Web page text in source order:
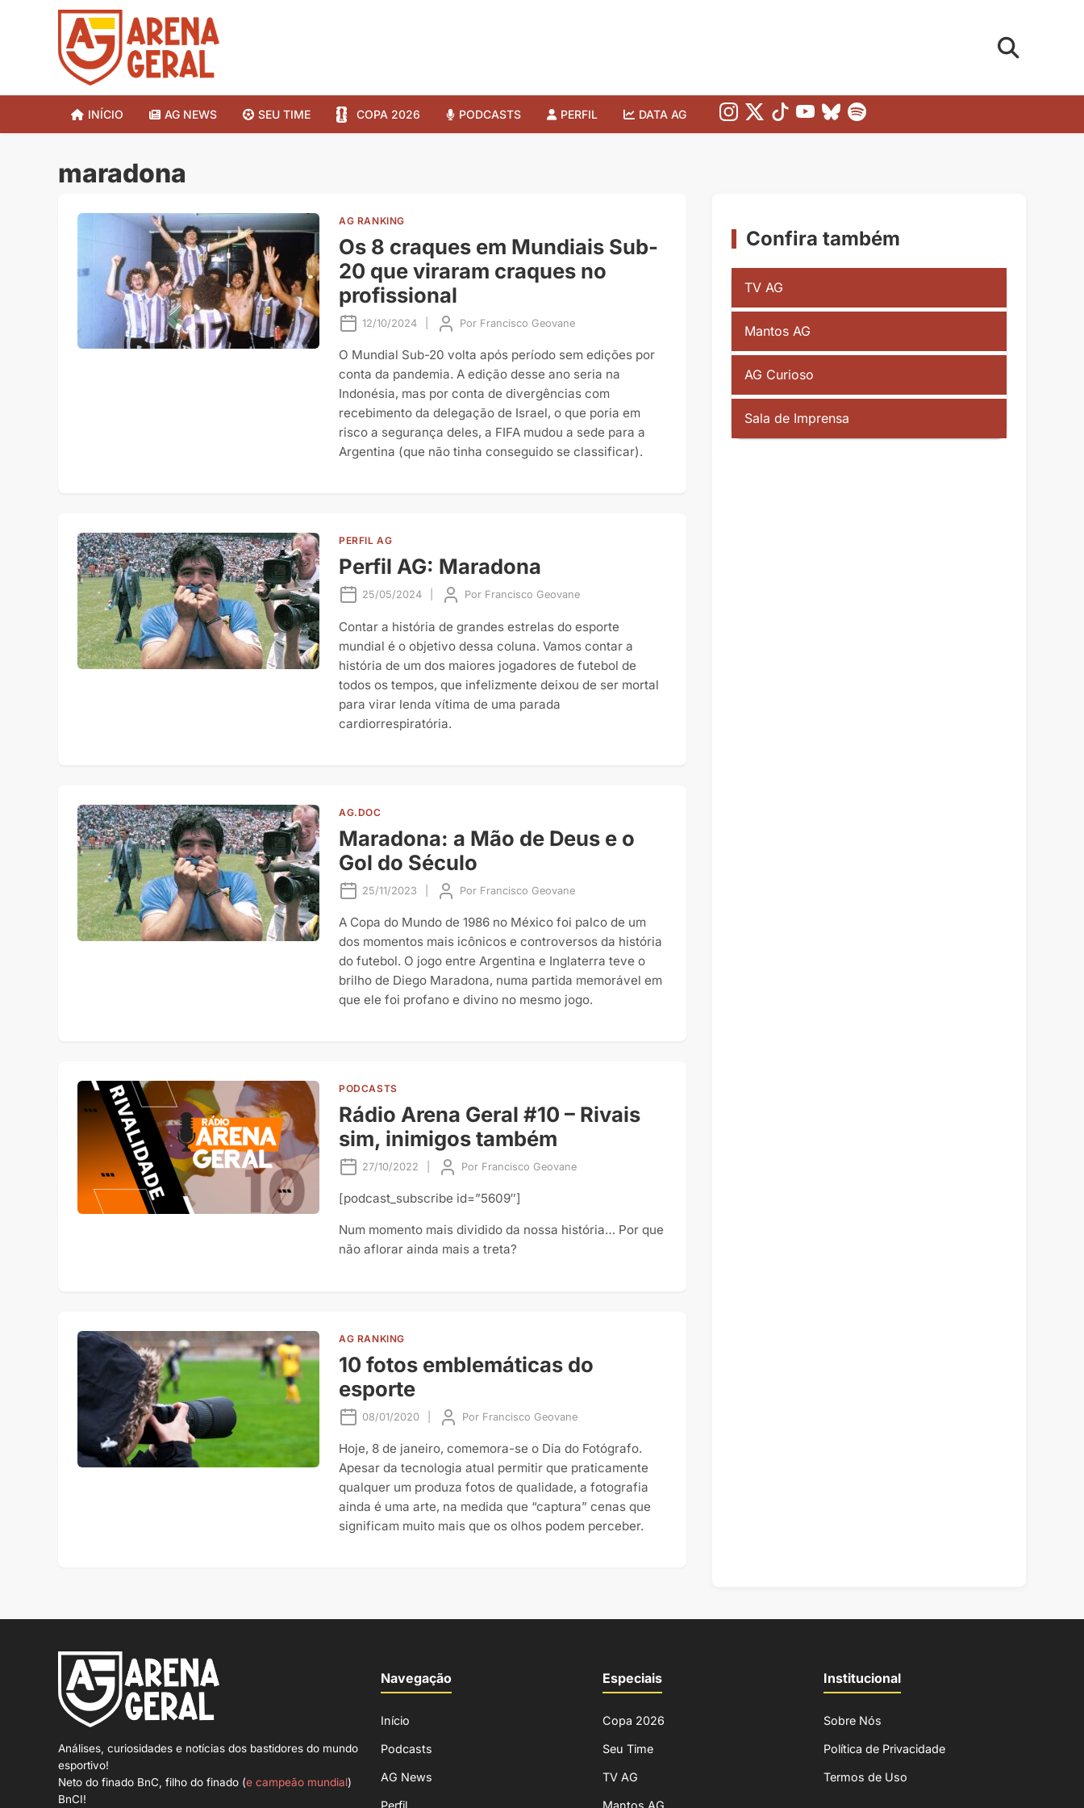
INÍCIO AG NEWS SEU TIME COPA 2026 PODCASTS PERFIL DATA AG
maradona
AG RANKING
Os 8 craques em Mundiais Sub-
20 que viraram craques no
profissional
12/10/2024 Por Francisco Geovane
O Mundial Sub-20 volta após período sem edições por
conta da pandemia. A edição desse ano seria na
Indonésia, mas por conta de divergências com
recebimento da delegação de Israel, o que poria em
risco a segurança deles, a FIFA mudou a sede para a
Argentina (que não tinha conseguido se classificar).
PERFIL AG
Perfil AG: Maradona
25/05/2024 Por Francisco Geovane
Contar a história de grandes estrelas do esporte
mundial é o objetivo dessa coluna. Vamos contar a
história de um dos maiores jogadores de futebol de
todos os tempos, que infelizmente deixou de ser mortal
para virar lenda vítima de uma parada
cardiorrespiratória.
AG.DOC
Maradona: a Mão de Deus e o
Gol do Século
25/11/2023 Por Francisco Geovane
A Copa do Mundo de 1986 no México foi palco de um
dos momentos mais icônicos e controversos da história
do futebol. O jogo entre Argentina e Inglaterra teve o
brilho de Diego Maradona, numa partida memorável em
que ele foi profano e divino no mesmo jogo.
PODCASTS
Rádio Arena Geral #10 – Rivais
sim, inimigos também
27/10/2022 Por Francisco Geovane
[podcast_subscribe id=”5609″]
Num momento mais dividido da nossa história… Por que
não aflorar ainda mais a treta?
AG RANKING
10 fotos emblemáticas do
esporte
08/01/2020 Por Francisco Geovane
Hoje, 8 de janeiro, comemora-se o Dia do Fotógrafo.
Apesar da tecnologia atual permitir que praticamente
qualquer um produza fotos de qualidade, a fotografia
ainda é uma arte, na medida que “captura” cenas que
significam muito mais que os olhos podem perceber.
Confira também
TV AG
Mantos AG
AG Curioso
Sala de Imprensa
Análises, curiosidades e notícias dos bastidores do mundo
esportivo!
Neto do finado BnC, filho do finado (e campeão mundial)
BnCI!
Navegação
Início
Podcasts
AG News
Especiais
Copa 2026
Seu Time
TV AG
Institucional
Sobre Nós
Política de Privacidade
Termos de Uso